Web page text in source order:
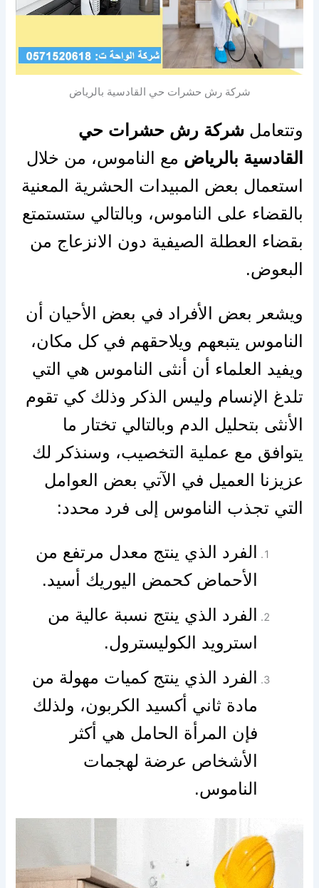
شركة رش حشرات حي القادسية بالرياض
وتتعاملشركة رش حشرات حي
القادسية بالرياض مع الناموس، من خلال
استعمال بعض المبيدات الحشرية المعنية
بالقضاء على الناموس، وبالتالي ستستمتع
بقضاء العطلة الصيفية دون الانزعاج من
البعوض.
ويشعر بعض الأفراد في بعض الأحيان أن
الناموس يتبعهم ويلاحقهم في كل مكان،
ويفيد العلماء أن أنثى الناموس هي التي
تلدغ الإنسام وليس الذكر وذلك كي تقوم
الأنثى بتحليل الدم وبالتالي تختار ما
يتوافق مع عملية التخصيب، وسنذكر لك
عزيزنا العميل في الآتي بعض العوامل
التي تجذب الناموس إلى فرد محدد:
الفرد الذي ينتج معدل مرتفع من
الأحماض كحمض اليوريك أسيد.
الفرد الذي ينتج نسبة عالية من
استرويد الكوليسترول.
الفرد الذي ينتج كميات مهولة من
مادة ثاني أكسيد الكربون، ولذلك
فإن المرأة الحامل هي أكثر
الأشخاص عرضة لهجمات
الناموس.